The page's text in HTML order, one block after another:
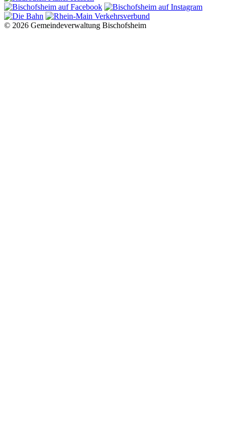
© 2026 Gemeindeverwaltung Bischofsheim